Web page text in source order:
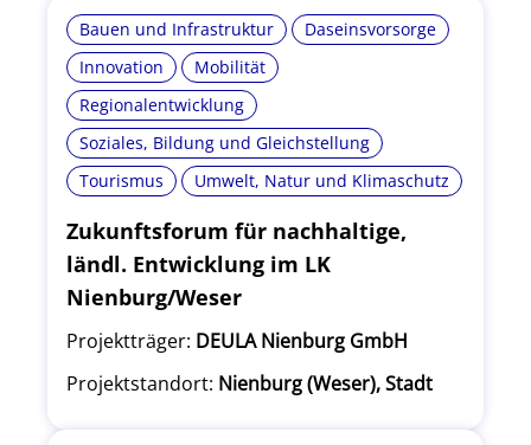
Bauen und Infrastruktur
Daseinsvorsorge
Innovation
Mobilität
Regionalentwicklung
Soziales, Bildung und Gleichstellung
Tourismus
Umwelt, Natur und Klimaschutz
Zukunftsforum für nachhaltige,
ländl. Entwicklung im LK
Nienburg/Weser
Projektträger: DEULA Nienburg GmbH
Projektstandort: Nienburg (Weser), Stadt